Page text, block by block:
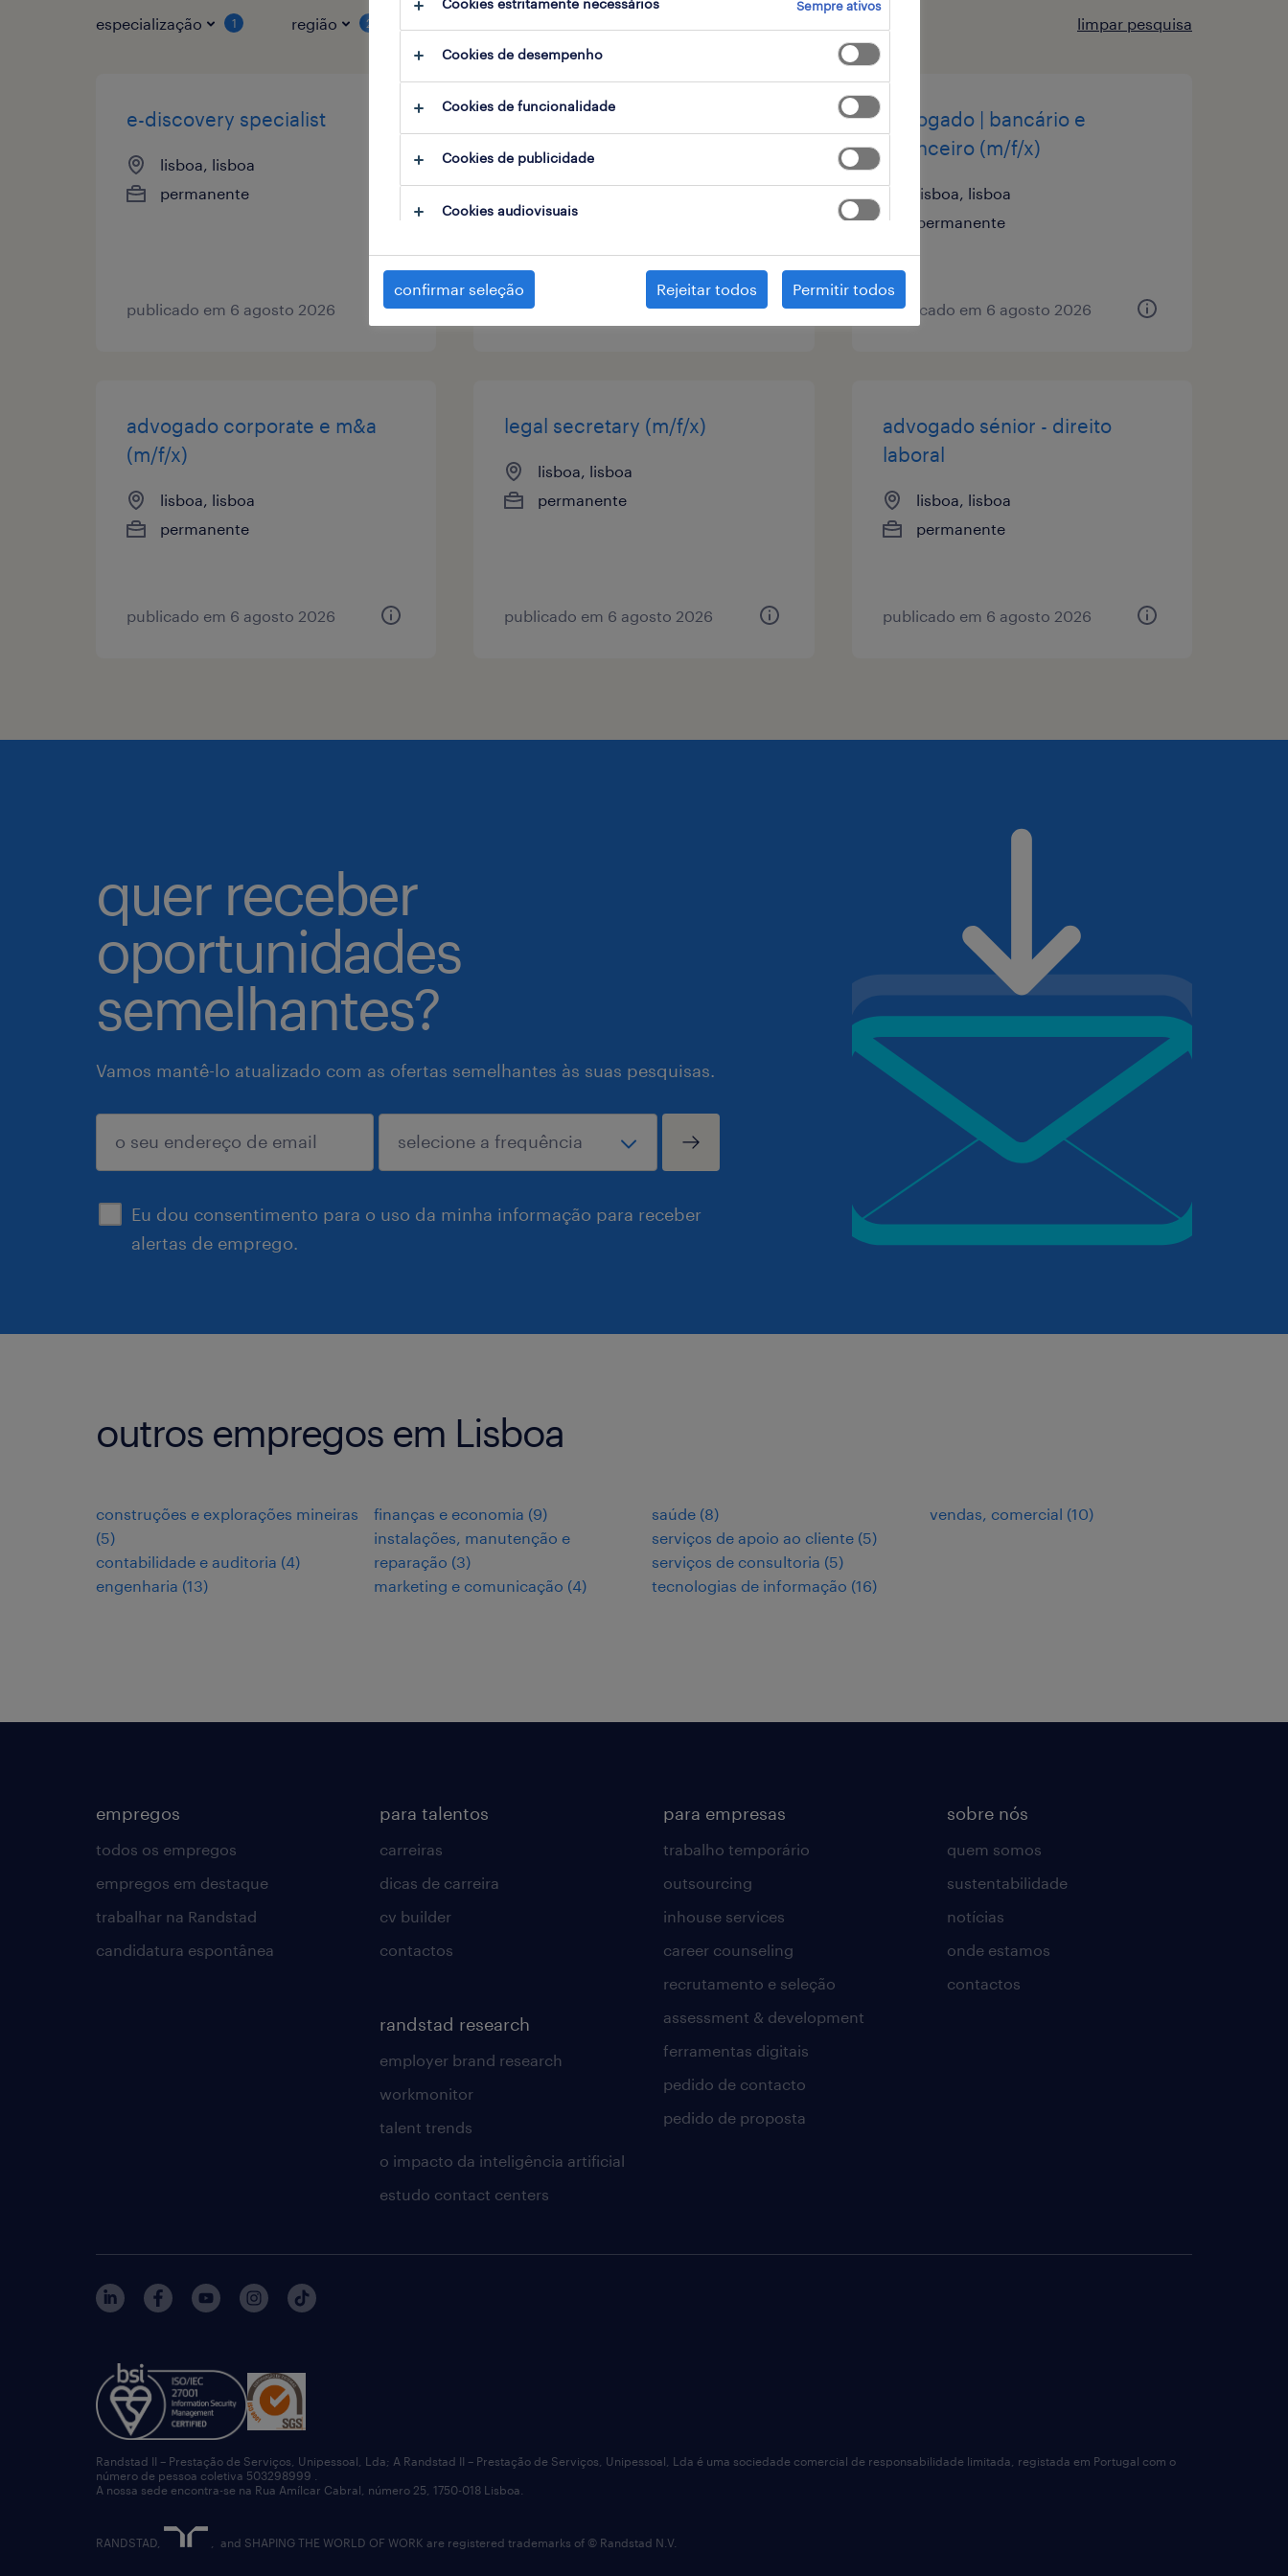
especialização 1 região 2 limpar pesquisa
e-discovery specialist
lisboa, lisboa
permanente
publicado em 6 agosto 2026
advogado | público e
administrativo (m/f/x)
permanente
publicado em 6 agosto 2026
advogado | bancário e
financeiro (m/f/x)
lisboa, lisboa
permanente
publicado em 6 agosto 2026
advogado corporate e m&a
(m/f/x)
lisboa, lisboa
permanente
publicado em 6 agosto 2026
legal secretary (m/f/x)
lisboa, lisboa
permanente
publicado em 6 agosto 2026
advogado sénior - direito
laboral
lisboa, lisboa
permanente
publicado em 6 agosto 2026
quer receber
oportunidades
semelhantes?
Vamos mantê-lo atualizado com as ofertas semelhantes às suas pesquisas.
Eu dou consentimento para o uso da minha informação para receber
alertas de emprego.
enviar
outros empregos em Lisboa
construções e explorações mineiras
(5)
contabilidade e auditoria (4)
engenharia (13)
finanças e economia (9)
instalações, manutenção e
reparação (3)
marketing e comunicação (4)
saúde (8)
serviços de apoio ao cliente (5)
serviços de consultoria (5)
tecnologias de informação (16)
vendas, comercial (10)
empregos
todos os empregos
empregos em destaque
trabalhar na Randstad
candidatura espontânea
para talentos
carreiras
dicas de carreira
cv builder
contactos
randstad research
employer brand research
workmonitor
talent trends
o impacto da inteligência artificial
estudo contact centers
para empresas
trabalho temporário
outsourcing
inhouse services
career counseling
recrutamento e seleção
assessment & development
ferramentas digitais
pedido de contacto
pedido de proposta
sobre nós
quem somos
sustentabilidade
notícias
onde estamos
contactos
Randstad II – Prestação de Serviços, Unipessoal, Lda; A Randstad II – Prestação de Serviços, Unipessoal, Lda é uma sociedade comercial de responsabilidade limitada, registada em Portugal com o
número de pessoa coletiva 503298999 .
A nossa sede encontra-se na Rua Amílcar Cabral, número 25, 1750-018 Lisboa.
RANDSTAD, , and SHAPING THE WORLD OF WORK are registered trademarks of © Randstad N.V.
Cookies estritamente necessários Sempre ativos
Cookies de desempenho
Cookies de funcionalidade
Cookies de publicidade
Cookies audiovisuais
confirmar seleção Rejeitar todos Permitir todos